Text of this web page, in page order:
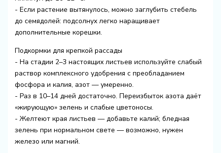
- Если растение вытянулось, можно заглубить стебель
до семядолей: подсолнух легко наращивает
дополнительные корешки.
Подкормки для крепкой рассады
- На стадии 2–3 настоящих листьев используйте слабый
раствор комплексного удобрения с преобладанием
фосфора и калия, азот — умеренно.
- Раз в 10–14 дней достаточно. Переизбыток азота даёт
«жирующую» зелень и слабые цветоносы.
- Желтеют края листьев — добавьте калий; бледная
зелень при нормальном свете — возможно, нужен
железо или магний.